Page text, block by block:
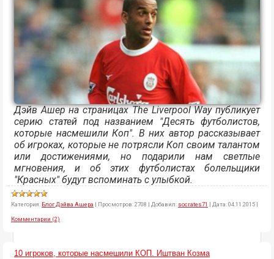
Дэйв Ашер на страницах The Liverpool Way публикует
серию статей под названием "Десять футболистов,
которые насмешили Коп". В них автор рассказывает
об игроках, которые не потрясли Коп своим талантом
или достижениями, но подарили нам светлые
мгновения, и об этих футболистах болельщики
"Красных" будут вспоминать с улыбкой.
Категория: Блог Дэйва Ашера | Просмотров:2708 | Добавил: socrates71 | Дата:04.11.2015 |
Комментарии (2)
10 игроков, которые насмешили КОП. Иштван Козма